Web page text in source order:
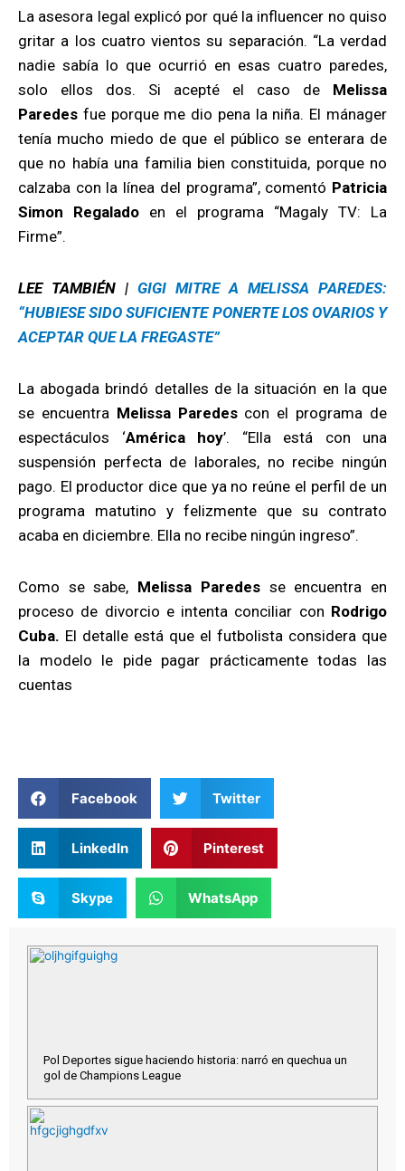
La asesora legal explicó por qué la influencer no quiso
gritar a los cuatro vientos su separación. “La verdad
nadie sabía lo que ocurrió en esas cuatro paredes,
solo ellos dos. Si acepté el caso de Melissa
Paredes fue porque me dio pena la niña. El mánager
tenía mucho miedo de que el público se enterara de
que no había una familia bien constituida, porque no
calzaba con la línea del programa”, comentó Patricia
Simon
Regalado en el programa “Magaly TV: La
Firme”.
LEE TAMBIÉN | GIGI MITRE A MELISSA PAREDES:
“HUBIESE SIDO SUFICIENTE PONERTE LOS OVARIOS Y
ACEPTAR QUE LA FREGASTE”
La abogada brindó detalles de la situación en la que
se encuentra Melissa Paredescon el programa de
espectáculos ‘América hoy’. “Ella está con una
suspensión perfecta de laborales, no recibe ningún
pago. El productor dice que ya no reúne el perfil de un
programa matutino y felizmente que su contrato
acaba en diciembre. Ella no recibe ningún ingreso”.
Como se sabe, Melissa Paredesse encuentra en
proceso de divorcio e intenta conciliar con Rodrigo
Cuba. El detalle está que el futbolista considera que
la modelo le pide pagar prácticamente todas las
cuentas
Facebook Twitter
LinkedIn Pinterest
Skype WhatsApp
Pol Deportes sigue haciendo historia: narró en quechua un
gol de Champions League